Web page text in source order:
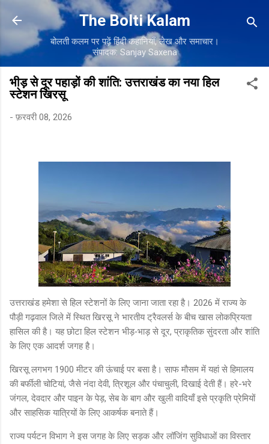
सीधे मुख्य सामग्री पर जाएं
The Bolti Kalam
बोलती कलम पर पढ़ें हिंदी कहानियाँ, लेख और समाचार।
संपादक: Sanjay Saxena
भीड़ से दूर पहाड़ों की शांति: उत्तराखंड का नया हिल
स्टेशन खिरसू
- फ़रवरी 08, 2026
उत्तराखंड हमेशा से हिल स्टेशनों के लिए जाना जाता रहा है। 2026 में राज्य के
पौड़ी गढ़वाल जिले में स्थित खिरसू ने भारतीय ट्रैवलर्स के बीच खास लोकप्रियता
हासिल की है। यह छोटा हिल स्टेशन भीड़‑भाड़ से दूर, प्राकृतिक सुंदरता और शांति
के लिए एक आदर्श जगह है।
खिरसू लगभग 1900 मीटर की ऊंचाई पर बसा है। साफ मौसम में यहां से हिमालय
की बर्फीली चोटियां, जैसे नंदा देवी, त्रिशूल और पंचाचुली, दिखाई देती हैं। हरे-भरे
जंगल, देवदार और पाइन के पेड़, सेब के बाग और खुली वादियाँ इसे प्रकृति प्रेमियों
और साहसिक यात्रियों के लिए आकर्षक बनाते हैं।
राज्य पर्यटन विभाग ने इस जगह के लिए सड़क और लॉजिंग सुविधाओं का विस्तार